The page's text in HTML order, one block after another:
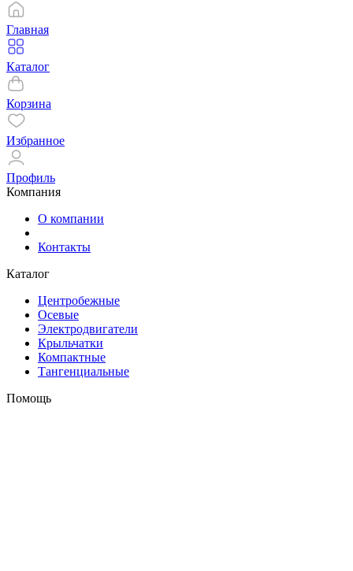
Главная
Каталог
Корзина
Избранное
Профиль
Компания
О компании
Контакты
Каталог
Центробежные
Осевые
Электродвигатели
Крыльчатки
Компактные
Тангенциальные
Помощь